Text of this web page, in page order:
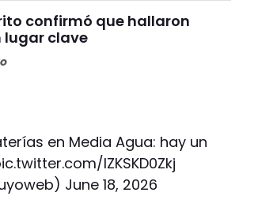
confirmó que hallaron
lugar clave
en Media Agua: hay un
lZKSKD0Zkj
June 18, 2026